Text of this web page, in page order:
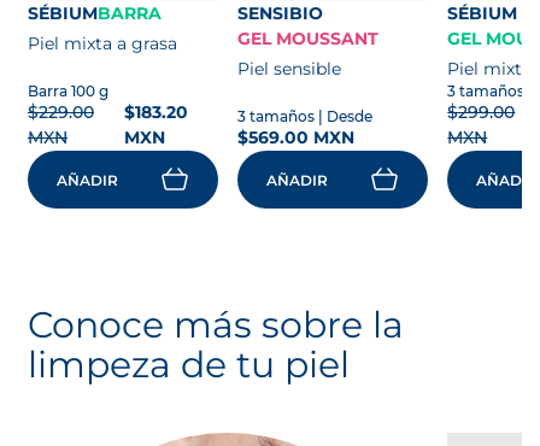
SÉBIUMBARRA
Piel mixta a grasa
Barra 100 g
$229.00
MXN
$183.20
MXN
AÑADIR
SENSIBIO
GEL MOUSSANT
Piel sensible
3 tamaños | Desde
$569.00 MXN
AÑADIR
SÉBIUM
GEL
Piel mixta
3 tamaños
$299.00
MXN
AÑADIR
Conoce más sobre la
limpeza de tu piel